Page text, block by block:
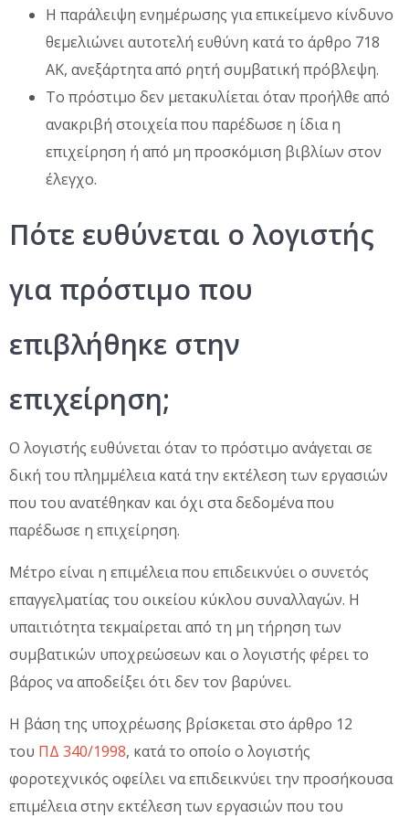
Η παράλειψη ενημέρωσης για επικείμενο κίνδυνο
θεμελιώνει αυτοτελή ευθύνη κατά το άρθρο 718
ΑΚ, ανεξάρτητα από ρητή συμβατική πρόβλεψη.
Το πρόστιμο δεν μετακυλίεται όταν προήλθε από
ανακριβή στοιχεία που παρέδωσε η ίδια η
επιχείρηση ή από μη προσκόμιση βιβλίων στον
έλεγχο.
Πότε ευθύνεται ο λογιστής
για πρόστιμο που
επιβλήθηκε στην
επιχείρηση;
Ο λογιστής ευθύνεται όταν το πρόστιμο ανάγεται σε
δική του πλημμέλεια κατά την εκτέλεση των εργασιών
που του ανατέθηκαν και όχι στα δεδομένα που
παρέδωσε η επιχείρηση.
Μέτρο είναι η επιμέλεια που επιδεικνύει ο συνετός
επαγγελματίας του οικείου κύκλου συναλλαγών. Η
υπαιτιότητα τεκμαίρεται από τη μη τήρηση των
συμβατικών υποχρεώσεων και ο λογιστής φέρει το
βάρος να αποδείξει ότι δεν τον βαρύνει.
Η βάση της υποχρέωσης βρίσκεται στο άρθρο 12
του ΠΔ 340/1998, κατά το οποίο ο λογιστής
φοροτεχνικός οφείλει να επιδεικνύει την προσήκουσα
επιμέλεια στην εκτέλεση των εργασιών που του